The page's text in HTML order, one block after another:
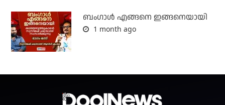
ബം​ഗാൾ എങ്ങനെ ഇങ്ങനെയായി
1 month ago